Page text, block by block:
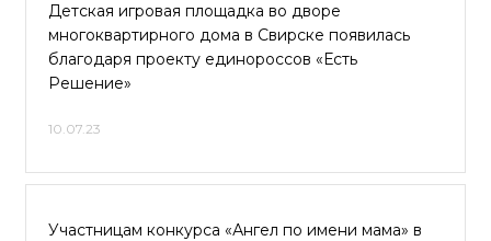
Детская игровая площадка во дворе
многоквартирного дома в Свирске появилась
благодаря проекту единороссов «Есть
Решение»
10.07.23
Участницам конкурса «Ангел по имени мама» в